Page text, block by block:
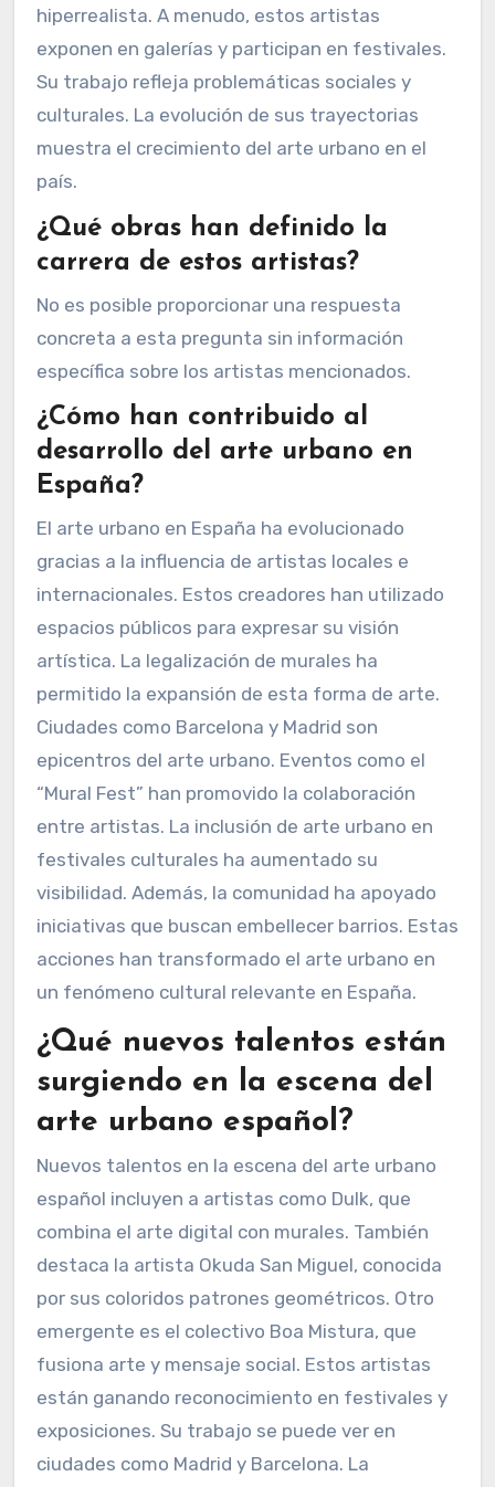
en las calles. Artistas como Banksy, aunque no
español, han influido en el movimiento local.
Otros, como Okuda San Miguel, han ganado
reconocimiento internacional. Su estilo
combina geometría y colorido vibrante. También
está el caso de Belin, conocido por su técnica
exponen en galerías y participan en festivales.
Su trabajo refleja problemáticas sociales y
culturales. La evolución de sus trayectorias
muestra el crecimiento del arte urbano en el
país.
¿Qué obras han definido la
carrera de estos artistas?
No es posible proporcionar una respuesta
concreta a esta pregunta sin información
específica sobre los artistas mencionados.
¿Cómo han contribuido al
desarrollo del arte urbano en
España?
El arte urbano en España ha evolucionado
gracias a la influencia de artistas locales e
internacionales. Estos creadores han utilizado
espacios públicos para expresar su visión
artística. La legalización de murales ha
permitido la expansión de esta forma de arte.
Ciudades como Barcelona y Madrid son
epicentros del arte urbano. Eventos como el
“Mural Fest” han promovido la colaboración
festivales culturales ha aumentado su
visibilidad. Además, la comunidad ha apoyado
iniciativas que buscan embellecer barrios. Estas
¿Qué nuevos talentos están
surgiendo en la escena del
arte urbano español?
Nuevos talentos en la escena del arte urbano
español incluyen a artistas como Dulk, que
combina el arte digital con murales. También
destaca la artista Okuda San Miguel, conocida